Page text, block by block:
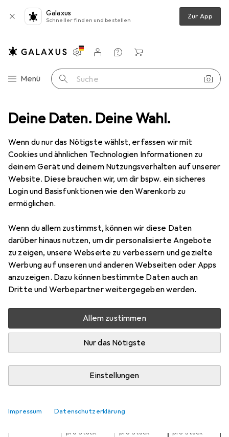
Deine Daten. Deine Wahl.
Wenn du nur das Nötigste wählst, erfassen wir mit
Cookies und ähnlichen Technologien Informationen zu
deinem Gerät und deinem Nutzungsverhalten auf unserer
Website. Diese brauchen wir, um dir bspw. ein sicheres
Login und Basisfunktionen wie den Warenkorb zu
ermöglichen.
Wenn du allem zustimmst, können wir diese Daten
darüber hinaus nutzen, um dir personalisierte Angebote
zu zeigen, unsere Webseite zu verbessern und gezielte
Werbung auf unseren und anderen Webseiten oder Apps
anzuzeigen. Dazu können bestimmte Daten auch an
Dritte und Werbepartner weitergegeben werden.
Allem zustimmen
Nur das Nötigste
Einstellungen
Impressum Datenschutzerklärung
Galaxus
Schneller finden und bestellen Zur App
Navigation nach Kategorien
Menü Suche
Einstellungen
Kundenkonto
Vergleichslisten
Merklisten
Warenkorb
Möbelgleiter + Schutzpuffer BGS Filzgleiter-Satz
3 Bilder
MENGENRABATT
BGSFilzgleiter-Satz
Filzgleiter, 38 Stk.
Preis in EUR inkl. MwSt.
EUR
5,99
Bewertungen
Zwischen Di, 18.8. und Do, 20.8. geliefert
Mehr als 10 Stück an Lager beim Lieferanten
Benachrichtigen, wenn schneller verfügbar
1 Stück
pro Stück
3 Stück
pro Stück
pro Stück